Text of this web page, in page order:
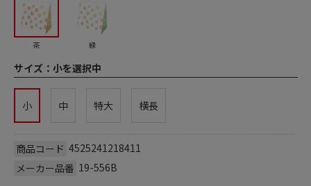
茶 緑
サイズ： 小を選択中
小 中 特大 横長
商品コード 4525241218411
メーカー品番 19-556B